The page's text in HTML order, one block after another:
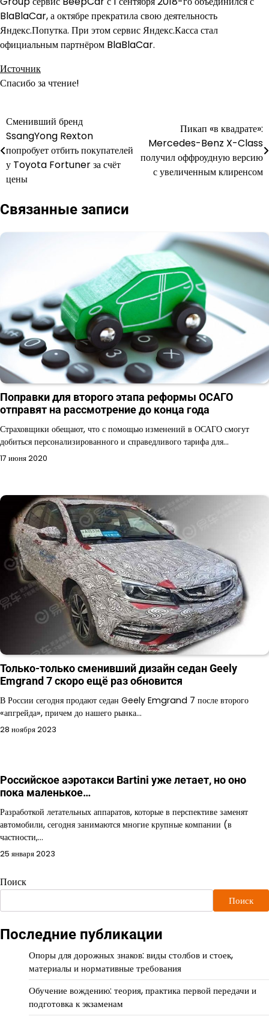
BlaBlaCar, а октябре прекратила свою деятельность
Яндекс.Попутка. При этом сервис Яндекс.Касса стал
официальным партнёром BlaBlaCar.
Источник
Спасибо за чтение!
Навигация
по
записям
Сменивший бренд
SsangYong Rexton
попробует отбить покупателей
у Toyota Fortuner за счёт
цены
Пикап «в квадрате»:
Mercedes-Benz X-Class
получил оффроудную версию
с увеличенным клиренсом
Связанные записи
Поправки для второго этапа реформы ОСАГО
отправят на рассмотрение до конца года
Страховщики обещают, что с помощью изменений в ОСАГО смогут
добиться персонализированного и справедливого тарифа для…
17 июня 2020
Только-только сменивший дизайн седан Geely
Emgrand 7 скоро ещё раз обновится
В России сегодня продают седан Geely Emgrand 7 после второго
«апгрейда», причем до нашего рынка…
28 ноября 2023
Российское аэротакси Bartini уже летает, но оно
пока маленькое…
Разработкой летательных аппаратов, которые в перспективе заменят
автомобили, сегодня занимаются многие крупные компании (в
частности,…
25 января 2023
Поиск
Поиск
Последние публикации
Опоры для дорожных знаков: виды столбов и стоек,
материалы и нормативные требования
Обучение вождению: теория, практика первой передачи и
подготовка к экзаменам